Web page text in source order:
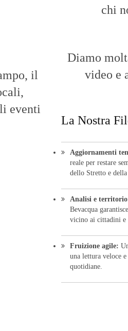
il
eventi
chi
Diamo
video e
La Nostra
Aggiornamenti
reale per restare
dello Stretto e della
Analisi e
Bevacqua
vicino ai cittadini e
Fruizione agile:
una lettura veloce
quotidiane.